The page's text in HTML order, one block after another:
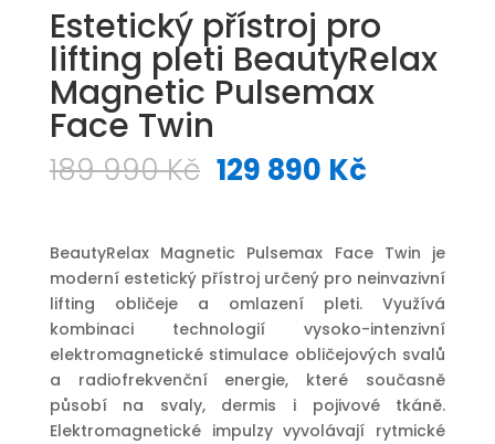
Estetický přístroj pro
lifting pleti BeautyRelax
Magnetic Pulsemax
Face Twin
189 990Kč Původní
189
990 Kč.
129 890 KčAktuální
129
890 Kč.
BeautyRelax Magnetic Pulsemax Face Twin je
moderní estetický přístroj určený pro neinvazivní
lifting obličeje a omlazení pleti. Využívá
kombinaci technologií vysoko-intenzivní
elektromagnetické stimulace obličejových svalů
a radiofrekvenční energie, které současně
působí na svaly, dermis i pojivové tkáně.
Elektromagnetické impulzy vyvolávají rytmické